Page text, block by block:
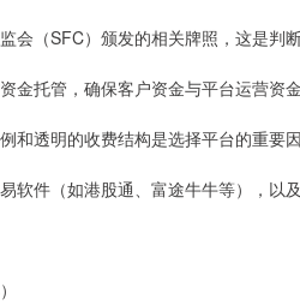
会（SFC）颁发的相关牌照，这是判
金托管，确保客户资金与平台运营资金
和透明的收费结构是选择平台的重要因
软件（如港股通、富途牛牛等），以